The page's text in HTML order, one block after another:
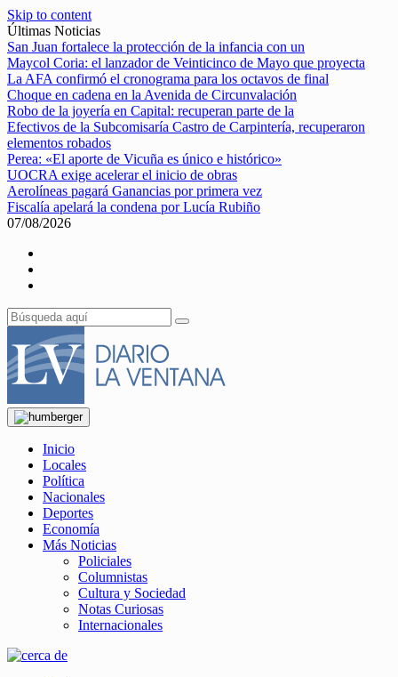
Skip to content
Últimas Noticias
San Juan fortalece la protección de la infancia con un
Maycol Coria: el lanzador de Veinticinco de Mayo que proyecta
La AFA confirmó el cronograma para los octavos de final
Choque en cadena en la Avenida de Circunvalación
Robo de la joyería en Capital: recuperan parte de la
Efectivos de la Subcomisaría Castro de Carpintería, recuperaron
elementos robados
Perea: «El aporte de Vicuña es único e histórico»
UOCRA exige acelerar el inicio de obras
Aerolíneas pagará Ganancias por primera vez
Fiscalía apelará la condena por Lucía Rubiño
07/08/2026
Inicio
Locales
Política
Nacionales
Deportes
Economía
Más Noticias
Policiales
Columnistas
Cultura y Sociedad
Notas Curiosas
Internacionales